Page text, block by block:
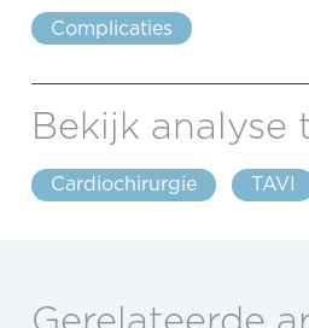
Complicaties
Bekijk analyse
Cardiochirurgie TAVI